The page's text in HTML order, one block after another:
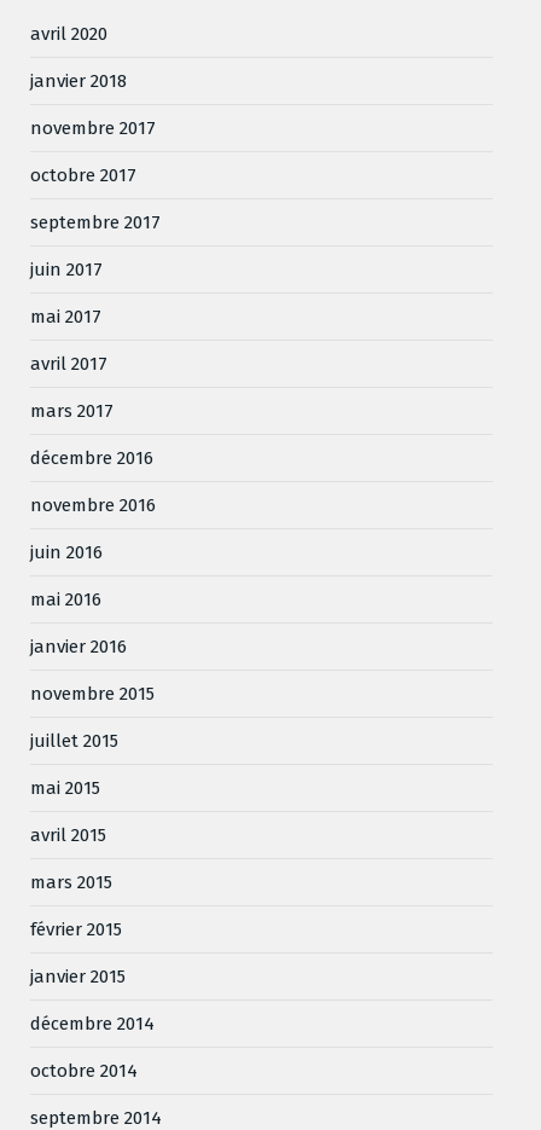
avril 2020
janvier 2018
novembre 2017
octobre 2017
septembre 2017
juin 2017
mai 2017
avril 2017
mars 2017
décembre 2016
novembre 2016
juin 2016
mai 2016
janvier 2016
novembre 2015
juillet 2015
mai 2015
avril 2015
mars 2015
février 2015
janvier 2015
décembre 2014
octobre 2014
septembre 2014